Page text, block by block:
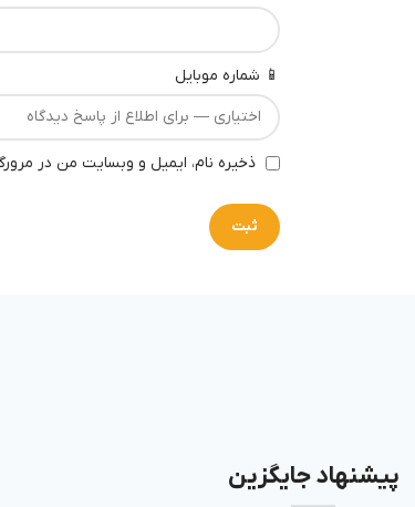
📱 شماره موبایل
ذخیره نام، ایمیل و وبسایت من در
پیشنهاد جایگزین